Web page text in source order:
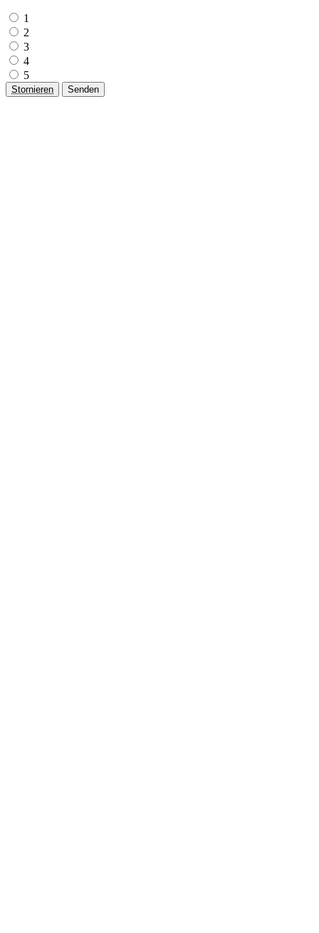
1
2
3
4
5
Stornieren Senden